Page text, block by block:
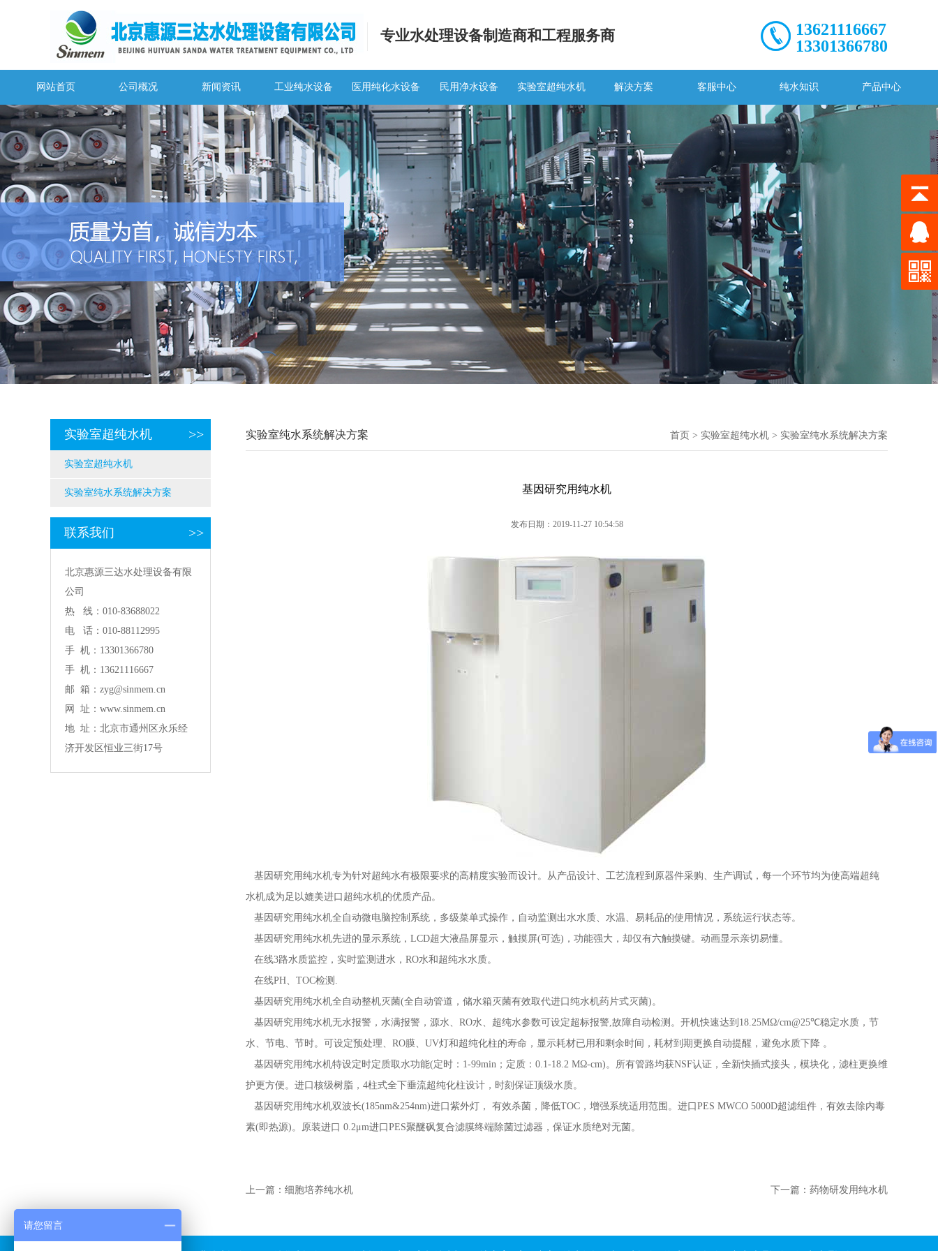
专业水处理设备制造商和工程服务商
13621116667
13301366780
网站首页 公司概况 新闻资讯 工业纯水设备 医用纯化水设备 民用净水设备 实验室超纯水机 解决方案 客服中心 纯水知识 产品中心
实验室超纯水机 >>
实验室超纯水机
实验室纯水系统解决方案
联系我们 >>
北京惠源三达水处理设备有限
公司
热 线：010-83688022
电 话：010-88112995
手 机：13301366780
手 机：13621116667
邮 箱：zyg@sinmem.cn
网 址：www.sinmem.cn
地 址：北京市通州区永乐经
济开发区恒业三街17号
实验室纯水系统解决方案 首页 > 实验室超纯水机 > 实验室纯水系统解决方案
基因研究用纯水机
发布日期：2019-11-27 10:54:58
基因研究用纯水机专为针对超纯水有极限要求的高精度实验而设计。从产品设计、工艺流程到原器件采购、生产调试，每一个环节均为使高端超纯
水机成为足以媲美进口超纯水机的优质产品。
基因研究用纯水机全自动微电脑控制系统，多级菜单式操作，自动监测出水水质、水温、易耗品的使用情况，系统运行状态等。
基因研究用纯水机先进的显示系统，LCD超大液晶屏显示，触摸屏(可选)，功能强大，却仅有六触摸键。动画显示亲切易懂。
在线3路水质监控，实时监测进水，RO水和超纯水水质。
在线PH、TOC检测.
基因研究用纯水机全自动整机灭菌(全自动管道，储水箱灭菌有效取代进口纯水机药片式灭菌)。
基因研究用纯水机无水报警，水满报警，源水、RO水、超纯水参数可设定超标报警,故障自动检测。开机快速达到 18.25MΩ/cm@25℃稳定水质，节
水、节电、节时。可设定预处理、RO膜、UV灯和超纯化柱的寿命，显示耗材已用和剩余时间，耗材到期更换自动提醒，避免水质下降 。
基因研究用纯水机特设定时定质取水功能(定时：1-99min；定质：0.1-18.2 MΩ-cm)。所有管路均获NSF认证，全新快插式接头，模块化，滤柱更换维
护更方便。进口核级树脂，4柱式全下垂流超纯化柱设计，时刻保证顶级水质。
基因研究用纯水机双波长(185nm&254nm)进口紫外灯， 有效杀菌，降低TOC，增强系统适用范围。进口PES MWCO 5000D超滤组件，有效去除内毒
素(即热源)。原装进口 0.2μm进口PES聚醚砜复合滤膜终端除菌过滤器，保证水质绝对无菌。
上一篇： 细胞培养纯水机 下一篇： 药物研发用纯水机
请您留言